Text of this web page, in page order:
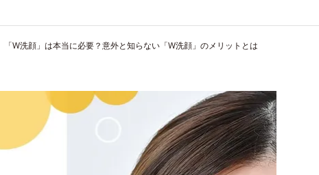
「W洗顔」は本当に必要？意外と知らない「W洗顔」のメリットとは